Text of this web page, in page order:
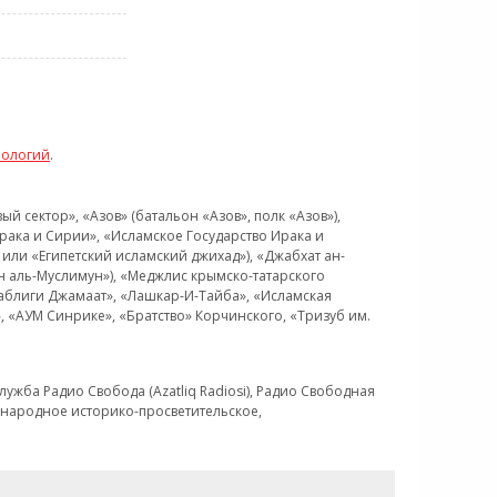
.
«Азов» (батальон «Азов», полк «Азов»),
и Сирии», «Исламское Государство Ирака и
«Египетский исламский джихад»), «Джабхат ан-
Муслимун»), «Меджлис крымско-татарского
Джамаат», «Лашкар-И-Тайба», «Исламская
Синрике», «Братство» Корчинского, «Тризуб им.
Радио Свобода (Azatliq Radiosi), Радио Свободная
историко-просветительское,